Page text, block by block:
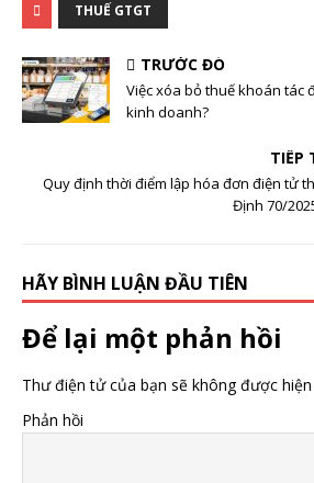
THUẾ GTGT
TRƯỚC ĐÓ
Việc xóa bỏ thuế khoán tác
kinh doanh?
TIẾP
Quy định thời điểm lập hóa đơn điện tử
Định 70/
HÃY BÌNH LUẬN ĐẦU TIÊN
Để lại một phản hồi
Thư điện tử của bạn sẽ không được
Phản hồi